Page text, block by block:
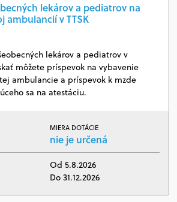
lekárov a pediatrov na
ambulancií v TTSK
lekárov a pediatrov v
môžete príspevok na vybavenie
ambulancie a príspevok k mzde
sa na atestáciu.
MIERA DOTÁCIE
nie je určená
Od 5.8.2026
Do 31.12.2026